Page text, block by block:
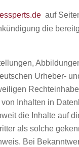
auf
die
Urheber-
Inhalten in
die Inhalte auf
als solche
Bei